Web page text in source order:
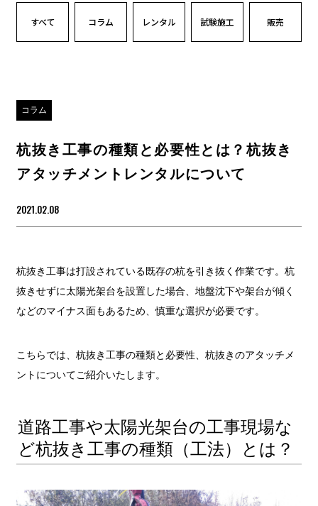
すべて コラム レンタル 試験施工 販売
コラム
杭抜き工事の種類と必要性とは？杭抜き
アタッチメントレンタルについて
2021.02.08
杭抜き工事は打設されている既存の杭を引き抜く作業です。杭
抜きせずに太陽光架台を設置した場合、地盤沈下や架台が傾く
などのマイナス面もあるため、慎重な選択が必要です。
こちらでは、杭抜き工事の種類と必要性、杭抜きのアタッチメ
ントについてご紹介いたします。
道路工事や太陽光架台の工事現場な
ど杭抜き工事の種類（工法）とは？